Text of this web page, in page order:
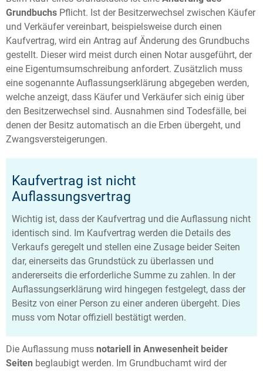
Grundbuchs Pflicht. Ist der Besitzerwechsel zwischen Käufer
und Verkäufer vereinbart, beispielsweise durch einen
Kaufvertrag, wird ein Antrag auf Änderung des Grundbuchs
gestellt. Dieser wird meist durch einen Notar ausgeführt, der
eine Eigentumsumschreibung anfordert. Zusätzlich muss
eine sogenannte Auflassungserklärung abgegeben werden,
welche anzeigt, dass Käufer und Verkäufer sich einig über
den Besitzerwechsel sind. Ausnahmen sind Todesfälle, bei
denen der Besitz automatisch an die Erben übergeht, und
Zwangsversteigerungen.
Kaufvertrag ist nicht
Auflassungsvertrag
Wichtig ist, dass der Kaufvertrag und die Auflassung nicht
identisch sind. Im Kaufvertrag werden die Details des
Verkaufs geregelt und stellen eine Zusage beider Seiten
dar, einerseits das Grundstück zu überlassen und
andererseits die erforderliche Summe zu zahlen. In der
Auflassungserklärung wird hingegen festgelegt, dass der
Besitz von einer Person zu einer anderen übergeht. Dies
muss vom Notar offiziell bestätigt werden.
Die Auflassung muss notariell in Anwesenheit beider
Seiten beglaubigt werden. Im Grundbuchamt wird der